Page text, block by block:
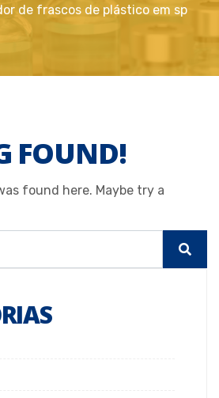
de frascos de plástico em sp
FOUND!
found here. Maybe try a